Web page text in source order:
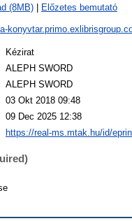
(8MB) Előzetes bemutató
Kézirat
ALEPH SWORD
ALEPH SWORD
03 Okt 2018 09:48
09 Dec 2025 12:38
https://real-ms.mtak.hu/id/